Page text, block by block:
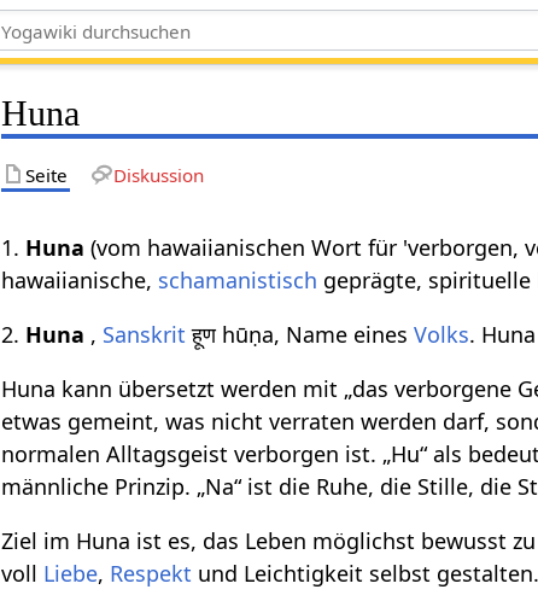
Huna
Seite Diskussion
1. Huna (vom hawaiianischen Wort für 'verborgen,
hawaiianische, schamanistisch geprägte, spirituelle
2. Huna , Sanskrit हूण hūṇa, Name einesVolks.
Huna kann übersetzt werden mit „das verborgene
etwas gemeint, was nicht verraten werden darf,
normalen Alltagsgeist verborgen ist. „Hu“ als
männliche Prinzip. „Na“ ist die Ruhe, die Stille, die
Ziel im Huna ist es, das Leben möglichst bewusst
voll Liebe, Respekt und Leichtigkeit selbst gestalten.